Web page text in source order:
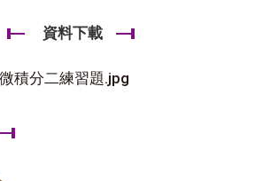
資料下載
積分二練習題.jpg